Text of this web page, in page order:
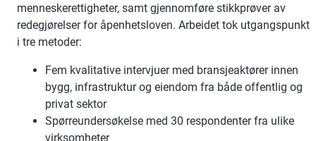
menneskerettigheter, samt gjennomføre stikkprøver av
redegjørelser for åpenhetsloven. Arbeidet tok utgangspunkt
i tre metoder:
Fem kvalitative intervjuer med bransjeaktører innen
bygg, infrastruktur og eiendom fra både offentlig og
privat sektor
Spørreundersøkelse med 30 respondenter fra ulike
virksomheter